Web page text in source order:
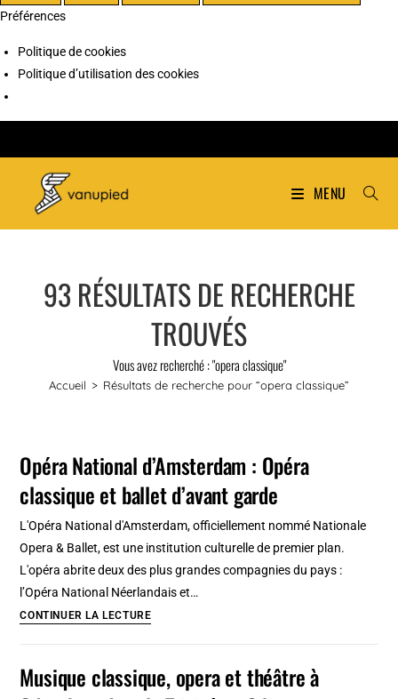
Préférences
Politique de cookies
Politique d’utilisation des cookies
MENU
93 RÉSULTATS DE RECHERCHE
TROUVÉS
Vous avez recherché : "opera classique"
Accueil > Résultats de recherche pour “opera classique”
Opéra National d’Amsterdam : Opéra
classique et ballet d’avant garde
L'Opéra National d'Amsterdam, officiellement nommé Nationale
Opera & Ballet, est une institution culturelle de premier plan.
L'opéra abrite deux des plus grandes compagnies du pays :
l’Opéra National Néerlandais et…
CONTINUER LA LECTUREOpéra
Musique classique, opera et théâtre à